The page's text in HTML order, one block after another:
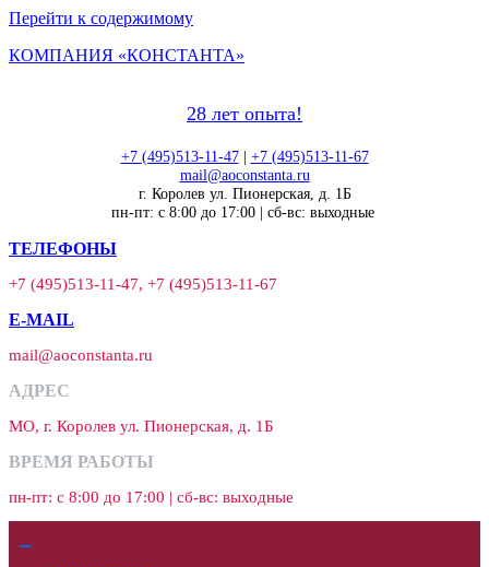
Перейти к содержимому
КОМПАНИЯ «КОНСТАНТА»
28 лет опыта!
+7 (495)513-11-47| +7 (495)513-11-67
mail@aoconstanta.ru
г. Королев ул. Пионерская, д. 1Б
пн-пт: с 8:00 до 17:00 | сб-вс: выходные
ТЕЛЕФОНЫ
+7 (495)513-11-47, +7 (495)513-11-67
E-MAIL
mail@aoconstanta.ru
АДРЕС
МО, г. Королев ул. Пионерская, д. 1Б
ВРЕМЯ РАБОТЫ
пн-пт: с 8:00 до 17:00 | сб-вс: выходные